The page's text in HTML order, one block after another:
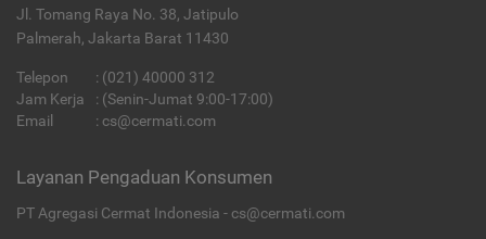
Jl. Tomang Raya No. 38, Jatipulo
Palmerah, Jakarta Barat 11430
Telepon : (021) 40000 312
Jam Kerja
: (Senin-Jumat 9:00-17:00)
Email
: cs@cermati.com
Layanan Pengaduan Konsumen
PT Agregasi Cermat Indonesia - cs@cermati.com